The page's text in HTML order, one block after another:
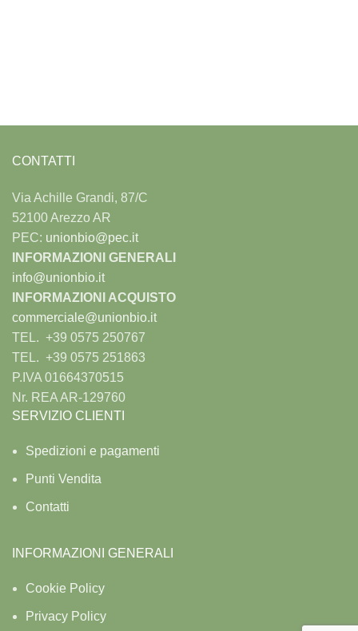
CONTATTI
Via Achille Grandi, 87/C
52100 Arezzo AR
PEC: unionbio@pec.it
INFORMAZIONI GENERALI
info@unionbio.it
INFORMAZIONI ACQUISTO
commerciale@unionbio.it
TEL. +39 0575 250767
TEL. +39 0575 251863
P.IVA 01664370515
Nr. REA AR-129760
SERVIZIO CLIENTI
Spedizioni e pagamenti
Punti Vendita
Contatti
INFORMAZIONI GENERALI
Cookie Policy
Privacy Policy